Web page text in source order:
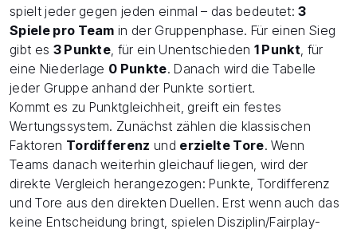
spielt jeder gegen jeden einmal – das bedeutet:3
Spiele pro Team in der Gruppenphase. Für einen Sieg
gibt es 3 Punkte, für ein Unentschieden 1 Punkt, für
eine Niederlage 0 Punkte. Danach wird die Tabelle
jeder Gruppe anhand der Punkte sortiert.
Kommt es zu Punktgleichheit, greift ein festes
Wertungssystem. Zunächst zählen die klassischen
Faktoren Tordifferenz und erzielte Tore. Wenn
Teams danach weiterhin gleichauf liegen, wird der
direkte Vergleich herangezogen: Punkte, Tordifferenz
und Tore aus den direkten Duellen. Erst wenn auch das
keine Entscheidung bringt, spielen Disziplin/Fairplay-